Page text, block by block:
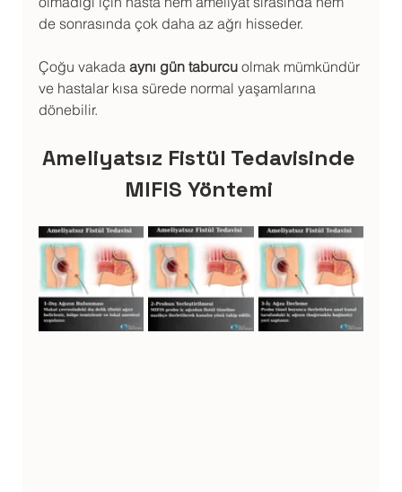
de sonrasında çok daha az ağrı hisseder.
Çoğu vakada aynı gün taburcu olmak mümkündür
ve hastalar kısa sürede normal yaşamlarına
dönebilir.
Ameliyatsız Fistül Tedavisinde
MIFIS Yöntemi